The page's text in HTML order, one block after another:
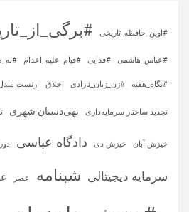
#اوین_حافظه_تاریخی
#عباس_هاشمی #فدایی #قیام_علیه_اعدام
#نگاه_هفته #ژن_ژیان_ئازادی اخلاق ارنست
تجدید ساختار سرمایه‌داری تهی‌دستان شهری
خیزش آبان خیزش دی دادگاه عباسی
سرمایه‌ دیجیتالی شبنامه عصر